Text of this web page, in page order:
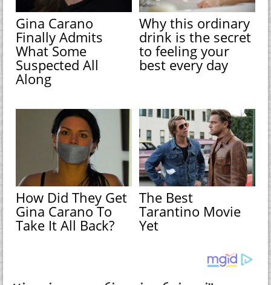
Gina Carano
Finally Admits
What Some
Suspected All
Along
Why this ordinary
drink is the secret
to feeling your
best every day
How Did They Get
Gina Carano To
Take It All Back?
The Best
Tarantino Movie
Yet